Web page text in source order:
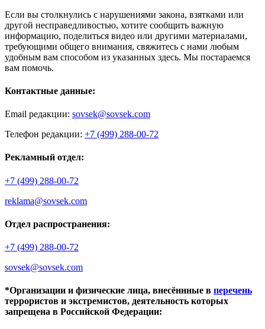
Если вы столкнулись с нарушениями закона, взятками или
другой несправедливостью, хотите сообщить важную
информацию, поделиться видео или другими материалами,
требующими общего внимания, свяжитесь с нами любым
удобным вам способом из указанных здесь. Мы постараемся
вам помочь.
Контактные данные:
Email редакции: sovsek@sovsek.com
Телефон редакции: +7 (499) 288-00-72
Рекламный отдел:
+7 (499) 288-00-72
reklama@sovsek.com
Отдел распространения:
+7 (499) 288-00-72
sovsek@sovsek.com
*Организации и физические лица, внесённные в перечень
террористов и экстремистов, деятельность которых
запрещена в Российской Федерации: